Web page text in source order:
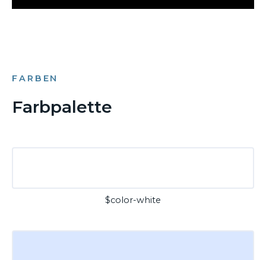
FARBEN
Farbpalette
$color-white